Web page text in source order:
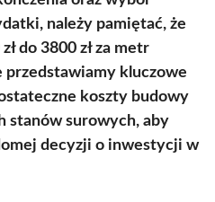
należy pamiętać, że
do 3800 zł za metr
kluczowe
koszty budowy
stanów surowych, aby
decyzji o inwestycji w